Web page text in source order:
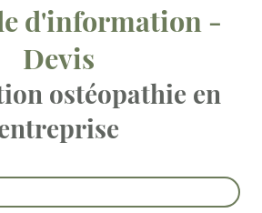
d'information -
Devis
ostéopathie en